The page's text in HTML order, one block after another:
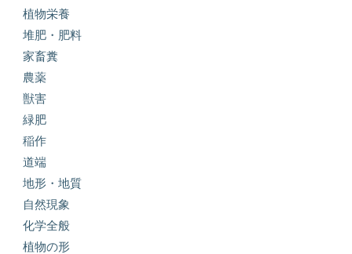
植物栄養
堆肥・肥料
家畜糞
農薬
獣害
緑肥
稲作
道端
地形・地質
自然現象
化学全般
植物の形